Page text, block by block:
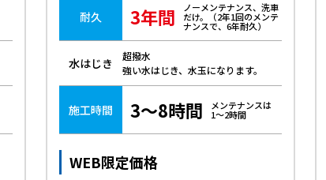
耐久 3年間 ノーメンテナンス、洗車
だけ。（2年1回のメンテ
ナンスで、6年耐久）
水はじき
超撥水
強い水はじき、水玉になります。
施工時間 3～8時間 メンテナンスは
1～2時間
WEB限定価格